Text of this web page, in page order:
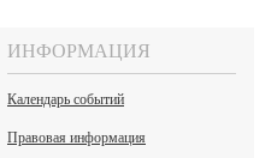
ИНФОРМАЦИЯ
Календарь событий
Правовая информация